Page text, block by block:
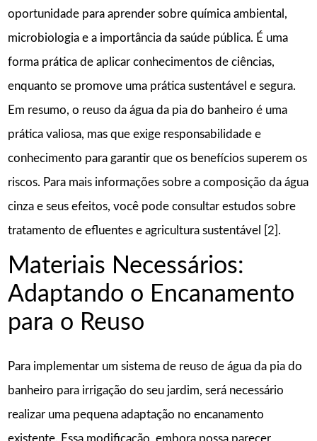
oportunidade para aprender sobre química ambiental,
microbiologia e a importância da saúde pública. É uma
forma prática de aplicar conhecimentos de ciências,
enquanto se promove uma prática sustentável e segura.
Em resumo, o reuso da água da pia do banheiro é uma
prática valiosa, mas que exige responsabilidade e
conhecimento para garantir que os benefícios superem os
riscos. Para mais informações sobre a composição da água
cinza e seus efeitos, você pode consultar estudos sobre
tratamento de efluentes e agricultura sustentável [2].
Materiais Necessários:
Adaptando o Encanamento
para o Reuso
Para implementar um sistema de reuso de água da pia do
banheiro para irrigação do seu jardim, será necessário
realizar uma pequena adaptação no encanamento